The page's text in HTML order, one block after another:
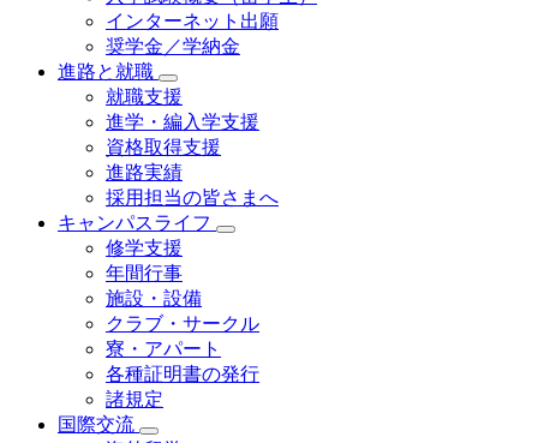
インターネット出願
奨学金／学納金
進路と就職
就職支援
進学・編入学支援
資格取得⽀援
進路実績
採用担当の皆さまへ
キャンパスライフ
修学支援
年間行事
施設・設備
クラブ・サークル
寮・アパート
各種証明書の発⾏
諸規定
国際交流